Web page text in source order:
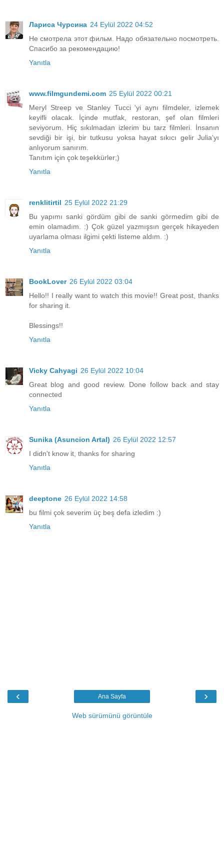
Лариса Чурсина 24 Eylül 2022 04:52
Не смотрела этот фильм. Надо обязательно посмотреть.
Спасибо за рекомендацию!
Yanıtla
www.filmgundemi.com 25 Eylül 2022 00:21
Meryl Streep ve Stanley Tucci 'yi aynı filmdeler, izlemek
keyifli olacak. İçinde mutfak, restoran, şef olan filmleri
seviyorum. Hiç sıkılmadan izlerim bu tarz filmleri. İnsanın
sevdiği bir işi, bir tutkusu yoksa hayat sıkıcı gelir Julia'yı
anlıyorum sanırım.
Tanıtım için çok teşekkürler;)
Yanıtla
renklitirtil 25 Eylül 2022 21:29
Bu yapımı sanki gördüm gibi de sanki görmedim gibi de
emin olamadım. :) Çok güzel yazmışsın gerçek hikayeden
uyarlama olması ilgimi çekti listeme aldım. :)
Yanıtla
BookLover 26 Eylül 2022 03:04
Hello!! I really want to watch this movie!! Great post, thanks
for sharing it.
Blessings!!
Yanıtla
Vicky Cahyagi 26 Eylül 2022 10:04
Great blog and good review. Done follow back and stay
connected
Yanıtla
Sunika (Asuncion Artal) 26 Eylül 2022 12:57
I didn't know it, thanks for sharing
Yanıtla
deeptone 26 Eylül 2022 14:58
bu filmi çok severim üç beş defa izledim :)
Yanıtla
‹ ›
Ana Sayfa
Web sürümünü görüntüle